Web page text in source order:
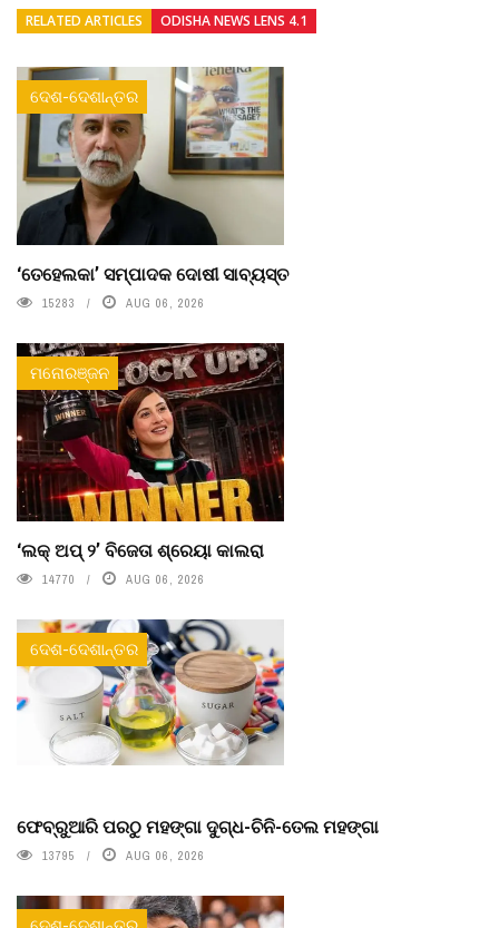
RELATED ARTICLES ODISHA NEWS LENS 4.1
ଦେଶ-ଦେଶାନ୍ତର
‘ତେହେଲକା’ ସମ୍ପାଦକ ଦୋଷୀ ସାବ୍ୟସ୍ତ
15283 AUG 06, 2026
ମନୋରଞ୍ଜନ
‘ଲକ୍ ଅପ୍ ୨’ ବିଜେତା ଶ୍ରେୟା କାଲରା
14770 AUG 06, 2026
ଦେଶ-ଦେଶାନ୍ତର
ଫେବ୍ରୁଆରି ପରଠୁ ମହଙ୍ଗା ଦୁଗ୍ଧ-ଚିନି-ତେଲ ମହଙ୍ଗା
13795 AUG 06, 2026